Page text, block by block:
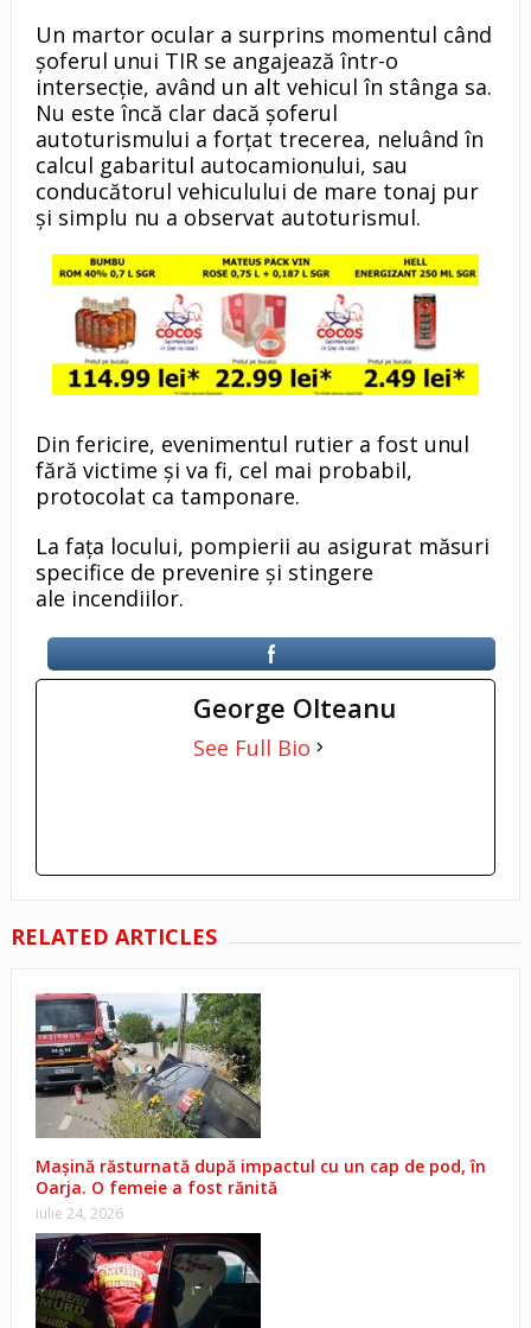
Un martor ocular a surprins momentul când
şoferul unui TIR se angajează într-o
intersecţie, având un alt vehicul în stânga sa.
Nu este încă clar dacă şoferul
autoturismului a forţat trecerea, neluând în
calcul gabaritul autocamionului, sau
conducătorul vehiculului de mare tonaj pur
şi simplu nu a observat autoturismul.
Din fericire, evenimentul rutier a fost unul
fără victime şi va fi, cel mai probabil,
protocolat ca tamponare.
La faţa locului, pompierii au asigurat măsuri
specifice de prevenire și stingere
ale incendiilor.
George Olteanu
See Full Bio
RELATED ARTICLES
Mașină răsturnată după impactul cu un cap de pod, în
Oarja. O femeie a fost rănită
iulie 24, 2026